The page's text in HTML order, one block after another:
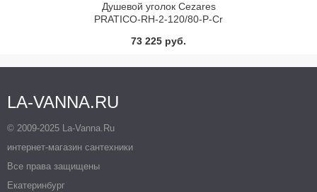
Душевой уголок Cezares
PRATICO-RH-2-120/80-P-Cr
73 225 руб.
LA-VANNA.RU
© 2009-2025 La-Vanna.Ru
интернет-магазин сантехники
Все права защищены
Екатеринбург